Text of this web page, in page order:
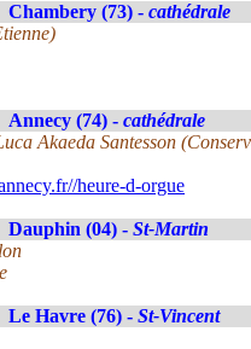
Chambery (73) - cathédrale
Annecy (74) - cathédrale
Akaeda Santesson
heure-d-orgue
Dauphin (04) - St-Martin
Le Havre (76) - St-Vincent